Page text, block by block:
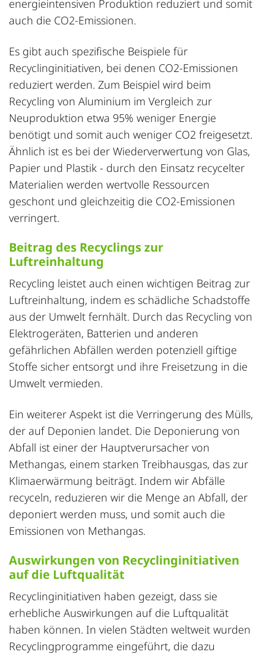
energieintensiven Produktion reduziert und somit
auch die CO2-Emissionen.
Es gibt auch spezifische Beispiele für
Recyclinginitiativen, bei denen CO2-Emissionen
reduziert werden. Zum Beispiel wird beim
Recycling von Aluminium im Vergleich zur
Neuproduktion etwa 95% weniger Energie
benötigt und somit auch weniger CO2 freigesetzt.
Ähnlich ist es bei der Wiederverwertung von Glas,
Papier und Plastik - durch den Einsatz recycelter
Materialien werden wertvolle Ressourcen
geschont und gleichzeitig die CO2-Emissionen
verringert.
Beitrag des Recyclings zur
Luftreinhaltung
Recycling leistet auch einen wichtigen Beitrag zur
Luftreinhaltung, indem es schädliche Schadstoffe
aus der Umwelt fernhält. Durch das Recycling von
Elektrogeräten, Batterien und anderen
gefährlichen Abfällen werden potenziell giftige
Stoffe sicher entsorgt und ihre Freisetzung in die
Umwelt vermieden.
Ein weiterer Aspekt ist die Verringerung des Mülls,
der auf Deponien landet. Die Deponierung von
Abfall ist einer der Hauptverursacher von
Methangas, einem starken Treibhausgas, das zur
Klimaerwärmung beiträgt. Indem wir Abfälle
recyceln, reduzieren wir die Menge an Abfall, der
deponiert werden muss, und somit auch die
Emissionen von Methangas.
Auswirkungen von Recyclinginitiativen
auf die Luftqualität
Recyclinginitiativen haben gezeigt, dass sie
erhebliche Auswirkungen auf die Luftqualität
haben können. In vielen Städten weltweit wurden
Recyclingprogramme eingeführt, die dazu